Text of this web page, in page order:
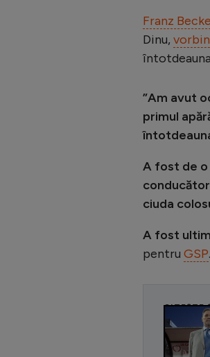
Franz
Dinu,
”Am avut
primul
A fost de o
ciuda
A fost
pentru GSP.
CITEȘTE